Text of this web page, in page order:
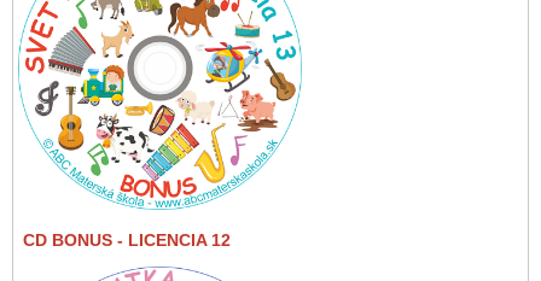
CD BONUS - LICENCIA 12